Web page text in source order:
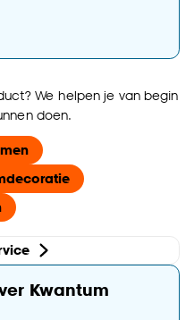
We helpen je van begin
doen.
Kwantum